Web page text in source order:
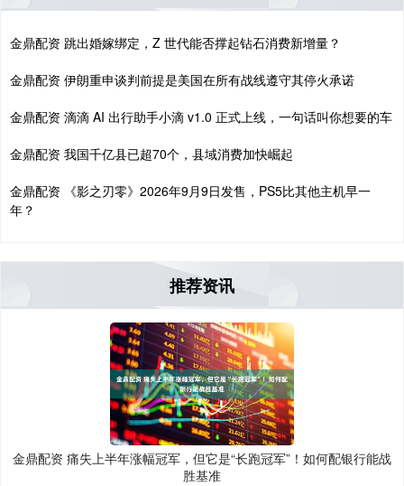
金鼎配资 跳出婚嫁绑定，Z 世代能否撑起钻石消费新增量？
金鼎配资 伊朗重申谈判前提是美国在所有战线遵守其停火承诺
金鼎配资 滴滴 AI 出行助手小滴 v1.0 正式上线，一句话叫你想要的车
金鼎配资 我国千亿县已超70个，县域消费加快崛起
金鼎配资 《影之刃零》2026年9月9日发售，PS5比其他主机早一
年？
推荐资讯
金鼎配资 痛失上半年涨幅冠军，但它是“长跑冠军”！如何配银行能战
胜基准